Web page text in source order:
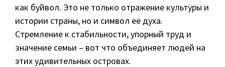
как буйвол. Это не только отражение культуры и
истории страны, но и символ её духа.
Стремление к стабильности, упорный труд и
значение семьи – вот что объединяет людей на
этих удивительных островах.